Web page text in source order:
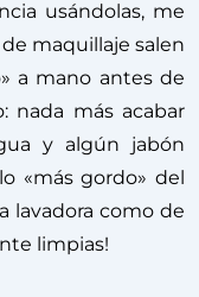
usándolas, me
maquillaje salen
a mano antes de
nada más acabar
y algún jabón
«más gordo» del
lavadora como de
limpias!